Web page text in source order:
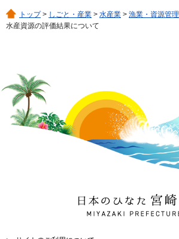
トップ> しごと・産業 > 水産業 > 漁業・資源管理
水産資源の評価結果について
日本のひなた 宮崎県
MIYAZAKI PREFECTURE